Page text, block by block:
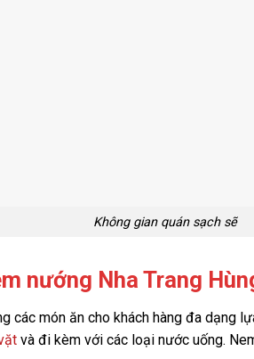
Không gian quán sạch sẽ
nướng Nha Trang
các món ăn cho khách hàng đa dạng
và đi kèm với các loại nước uống.